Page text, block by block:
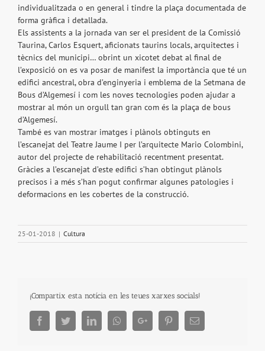
individualitzada o en general i tindre la plaça documentada de
forma gràfica i detallada.
Els assistents a la jornada van ser el president de la Comissió
Taurina, Carlos Esquert, aficionats taurins locals, arquitectes i
tècnics del municipi… obrint un xicotet debat al final de
l’exposició on es va posar de manifest la importància que té un
edifici ancestral, obra d’enginyeria i emblema de la Setmana de
Bous d’Algemesí i com les noves tecnologies poden ajudar a
mostrar al món un orgull tan gran com és la plaça de bous
d’Algemesí.
També es van mostrar imatges i plànols obtinguts en
l’escanejat del Teatre Jaume I per l’arquitecte Mario Colombini,
autor del projecte de rehabilitació recentment presentat.
Gràcies a l’escanejat d’este edifici s’han obtingut plànols
precisos i a més s’han pogut confirmar algunes patologies i
deformacions en les cobertes de la construcció.
25-01-2018 | Cultura
¡Compartix esta notícia en les teues xarxes socials!
FacebookTwitterLinkedInWhatsappGoogle+ PinterestEmail